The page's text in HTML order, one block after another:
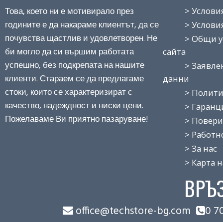
Това, което ни е мотивирало през
годините е да накараме клиентът, да се
почувства щастлив и удовлетворен. Не
би могло да си вършим работата
успешно, без подкрепата на нашите
клиенти. Стараем се да предлагаме
стоки, които се характеризират с
качество, надеждност и ниски цени.
Пожелаваме Ви приятно пазаруване!
> Условия
> Условия
> Общи
сайта
>
данни
>
>
>
> Работно
> За нас
> Карта на
office@techstore-bg.com 0